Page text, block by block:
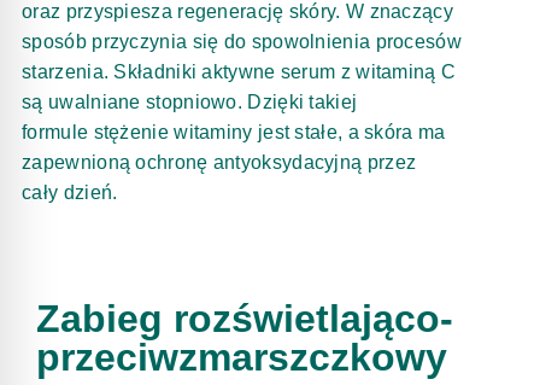
oraz przyspiesza regenerację skóry. W znaczący
sposób przyczynia się do spowolnienia procesów
starzenia. Składniki aktywne serum z witaminą C
są uwalniane stopniowo. Dzięki takiej
formule stężenie witaminy jest stałe, a skóra ma
zapewnioną ochronę antyoksydacyjną przez
cały dzień.
Zabieg rozświetlająco-
przeciwzmarszczkowy